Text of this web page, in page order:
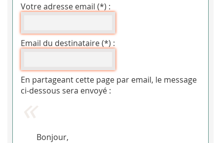
Votre adresse email (*) :
Email du destinataire (*) :
En partageant cette page par email, le message
ci-dessous sera envoyé :
Bonjour,